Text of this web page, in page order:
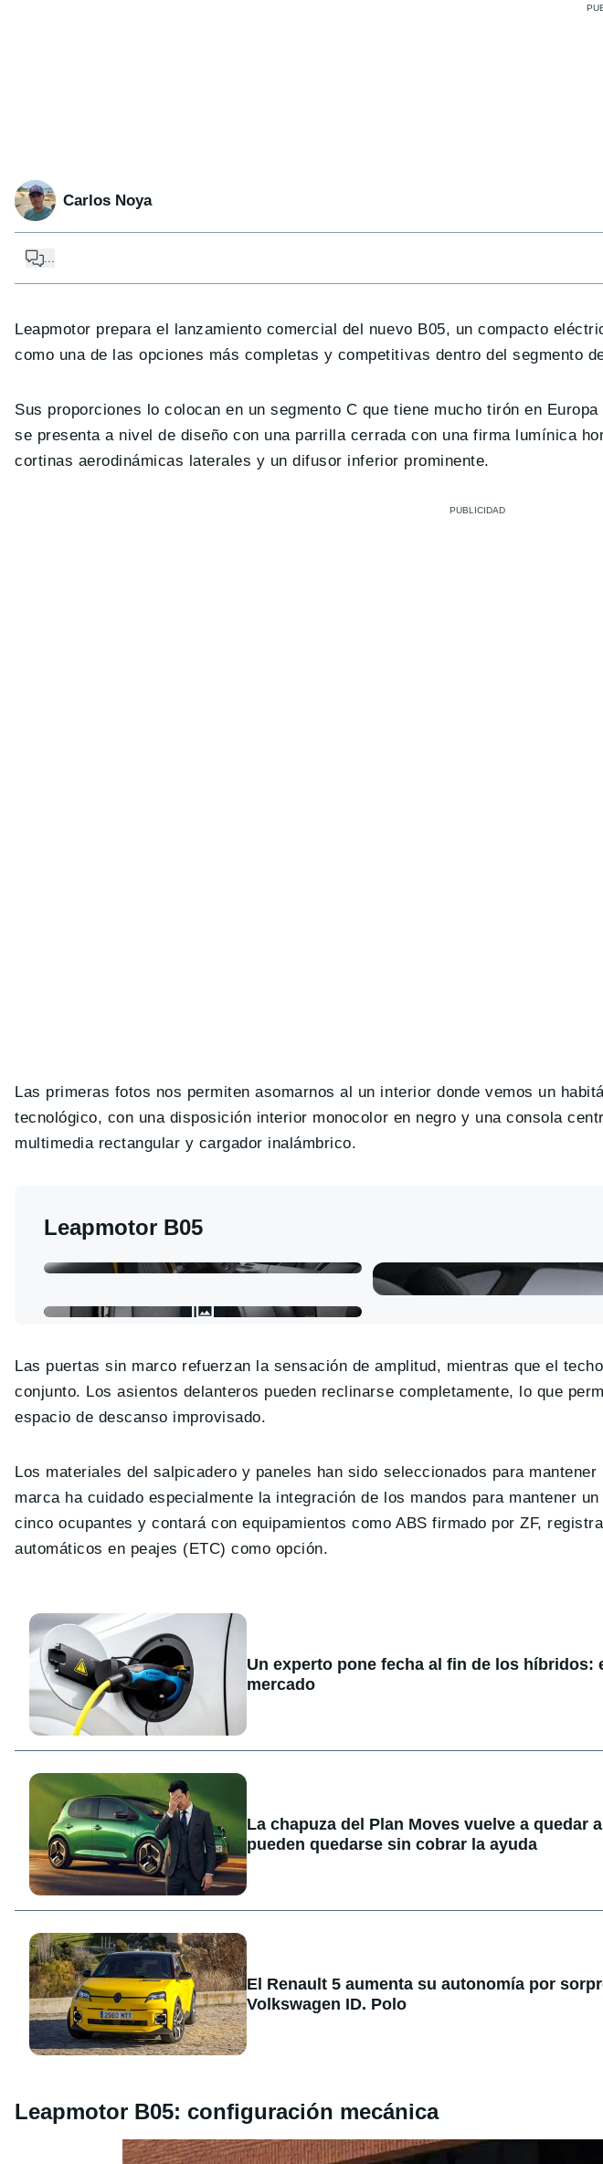
Carlos Noya
Leapmotor prepara el lanzamiento comercial del nuevo B05, un compacto
como una de las opciones más completas y competitivas dentro del segmento
Sus proporciones lo colocan en un segmento C que tiene mucho tirón en
se presenta a nivel de diseño con una parrilla cerrada con una firma lumínica
cortinas aerodinámicas laterales y un difusor inferior prominente.
Las primeras fotos nos permiten asomarnos al un interior donde vemos un
tecnológico, con una disposición interior monocolor en negro y una consola
multimedia rectangular y cargador inalámbrico.
Leapmotor B05
Las puertas sin marco refuerzan la sensación de amplitud, mientras que el
conjunto. Los asientos delanteros pueden reclinarse completamente, lo que
espacio de descanso improvisado.
Los materiales del salpicadero y paneles han sido seleccionados para
marca ha cuidado especialmente la integración de los mandos para mantener
cinco ocupantes y contará con equipamientos como ABS firmado por ZF,
automáticos en peajes (ETC) como opción.
Un experto pone fecha al fin de los híbridos:
mercado
La chapuza del Plan Moves vuelve a quedar
pueden quedarse sin cobrar la ayuda
El Renault 5 aumenta su autonomía por
Volkswagen ID. Polo
Leapmotor B05: configuración mecánica